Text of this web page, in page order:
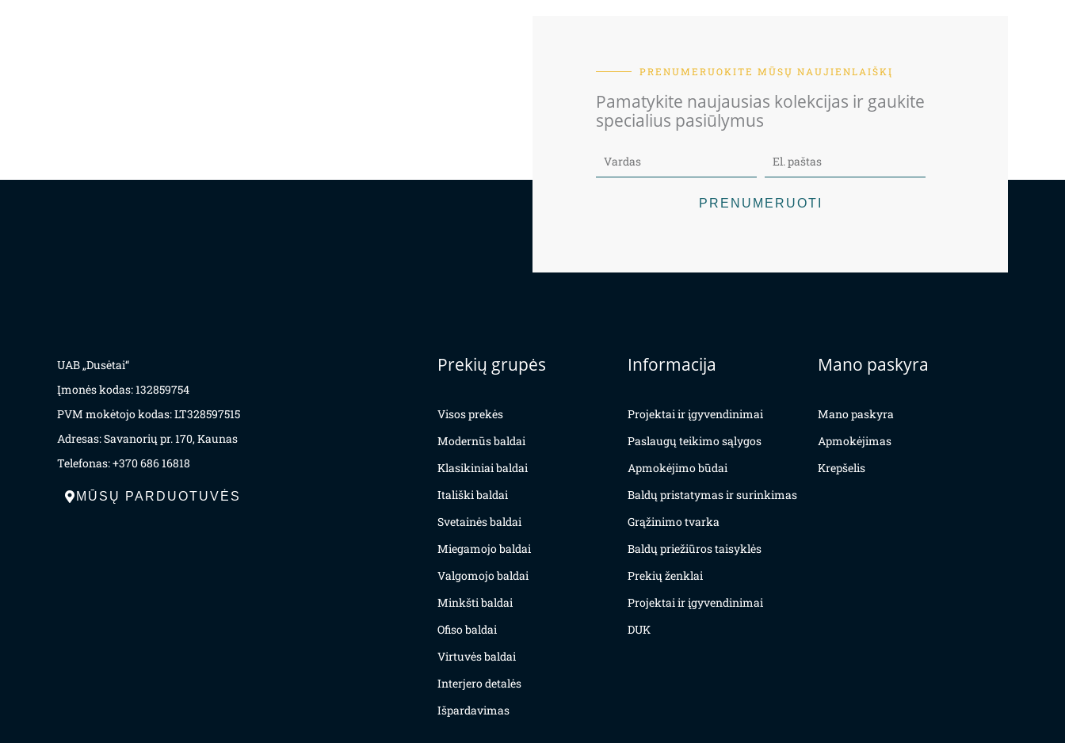
PRENUMERUOKITE MŪSŲ NAUJIENLAIŠKĮ
Pamatykite naujausias kolekcijas ir gaukite
specialius pasiūlymus
PRENUMERUOTI
UAB „Dusėtai“
Įmonės kodas: 132859754
PVM mokėtojo kodas: LT328597515
Adresas: Savanorių pr. 170, Kaunas
Telefonas: +370 686 16818
MŪSŲ PARDUOTUVĖS
Prekių grupės
Visos prekės
Modernūs baldai
Klasikiniai baldai
Itališki baldai
Svetainės baldai
Miegamojo baldai
Valgomojo baldai
Minkšti baldai
Ofiso baldai
Virtuvės baldai
Interjero detalės
Išpardavimas
Informacija
Projektai ir įgyvendinimai
Paslaugų teikimo sąlygos
Apmokėjimo būdai
Baldų pristatymas ir surinkimas
Grąžinimo tvarka
Baldų priežiūros taisyklės
Prekių ženklai
Projektai ir įgyvendinimai
DUK
Mano paskyra
Mano paskyra
Apmokėjimas
Krepšelis